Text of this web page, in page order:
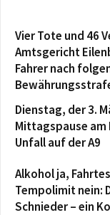
Vier Tote und 46
Amtsgericht
Fahrer nach
Dienstag, der 3.
Mittagspause am
Unfall auf der A9
Alkohol ja,
Tempolimit nein:
Schnieder – ein